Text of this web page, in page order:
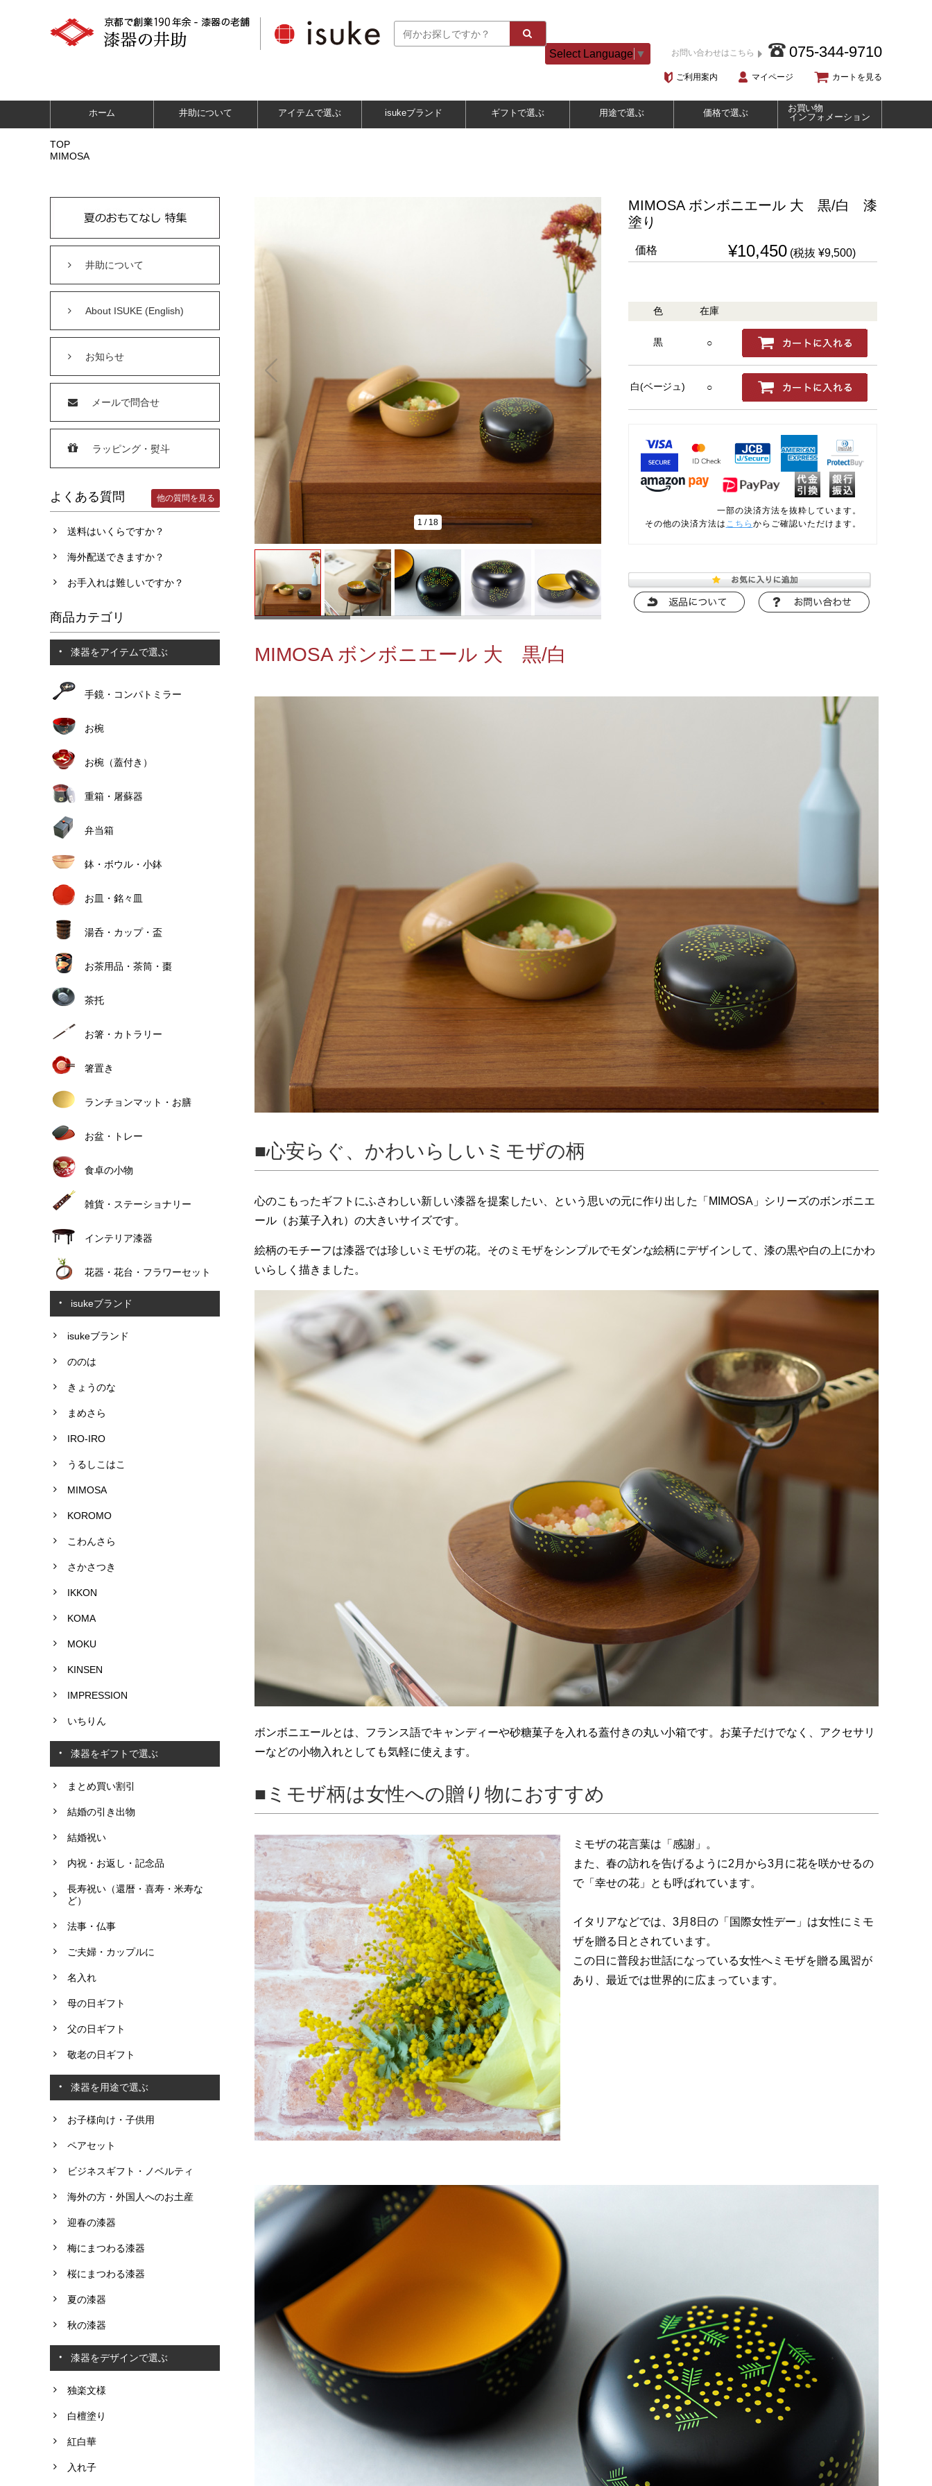
Select Language ▼ お問い合わせはこちら 075-344-9710
ご利用案内 マイページ カートを見る
ホーム 井助について アイテムで選ぶ isukeブランド ギフトで選ぶ 用途で選ぶ 価格で選ぶ
お買い物
インフォメーション
TOP
MIMOSA
井助について
About ISUKE (English)
お知らせ
メールで問合せ
ラッピング・熨斗
よくある質問 他の質問を見る
送料はいくらですか？
海外配送できますか？
お手入れは難しいですか？
商品カテゴリ
漆器をアイテムで選ぶ
手鏡・コンパトミラー
お椀
お椀（蓋付き）
重箱・屠蘇器
弁当箱
鉢・ボウル・小鉢
お皿・銘々皿
湯呑・カップ・盃
お茶用品・茶筒・棗
茶托
お箸・カトラリー
箸置き
ランチョンマット・お膳
お盆・トレー
食卓の小物
雑貨・ステーショナリー
インテリア漆器
花器・花台・フラワーセット
isukeブランド
isukeブランド
ののは
きょうのな
まめさら
IRO-IRO
うるしこはこ
MIMOSA
KOROMO
こわんさら
さかさつき
IKKON
KOMA
MOKU
KINSEN
IMPRESSION
いちりん
漆器をギフトで選ぶ
まとめ買い割引
結婚の引き出物
結婚祝い
内祝・お返し・記念品
長寿祝い（還暦・喜寿・米寿な
ど）
法事・仏事
ご夫婦・カップルに
名入れ
母の日ギフト
父の日ギフト
敬老の日ギフト
漆器を用途で選ぶ
お子様向け・子供用
ペアセット
ビジネスギフト・ノベルティ
海外の方・外国人へのお土産
迎春の漆器
梅にまつわる漆器
桜にまつわる漆器
夏の漆器
秋の漆器
漆器をデザインで選ぶ
独楽文様
白檀塗り
紅白華
入れ子
1 / 18
MIMOSA ボンボニエール 大 黒/白 漆
塗り
価格 ¥10,450 (税抜 ¥9,500)
色 在庫
黒 ○
白(ベージュ) ○
一部の決済方法を抜粋しています。
その他の決済方法は こちら からご確認いただけます。
MIMOSA ボンボニエール 大 黒/白
心安らぐ、かわいらしいミモザの柄
心のこもったギフトにふさわしい新しい漆器を提案したい、という思いの元に作り出した「MIMOSA」シリーズのボンボニエ
ール（お菓子入れ）の大きいサイズです。
絵柄のモチーフは漆器では珍しいミモザの花。そのミモザをシンプルでモダンな絵柄にデザインして、漆の黒や白の上にかわ
いらしく描きました。
ボンボニエールとは、フランス語でキャンディーや砂糖菓子を入れる蓋付きの丸い小箱です。お菓子だけでなく、アクセサリ
ーなどの小物入れとしても気軽に使えます。
ミモザ柄は女性への贈り物におすすめ
ミモザの花言葉は「感謝」。
また、春の訪れを告げるように2月から3月に花を咲かせるの
で「幸せの花」とも呼ばれています。
イタリアなどでは、3月8日の「国際女性デー」は女性にミモ
ザを贈る日とされています。
この日に普段お世話になっている女性へミモザを贈る風習が
あり、最近では世界的に広まっています。